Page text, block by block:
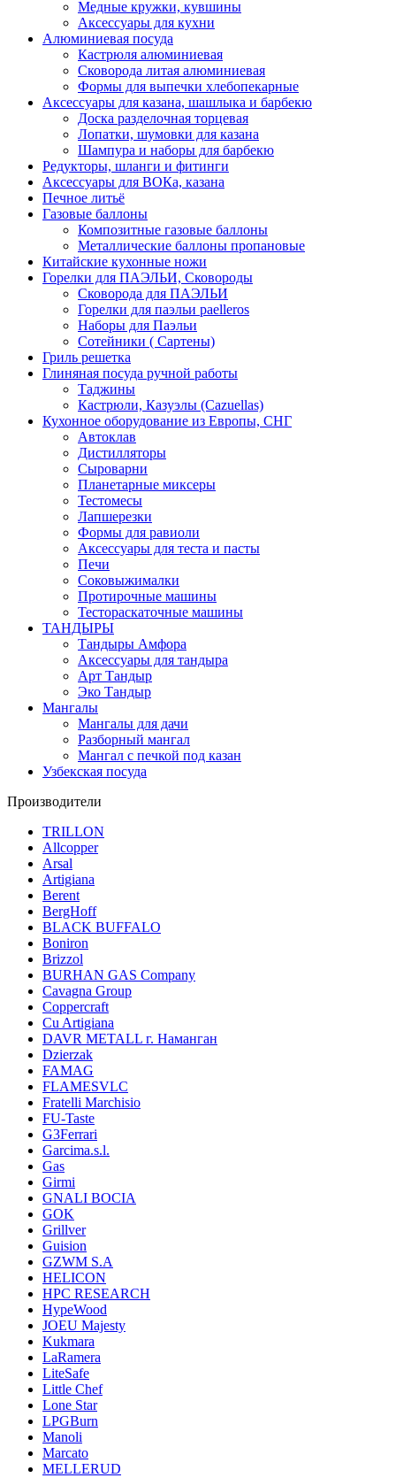
Медные кружки, кувшины
Аксессуары для кухни
Алюминиевая посуда
Кастрюля алюминиевая
Сковорода литая алюминиевая
Формы для выпечки хлебопекарные
Аксессуары для казана, шашлыка и барбекю
Доска разделочная торцевая
Лопатки, шумовки для казана
Шампура и наборы для барбекю
Редукторы, шланги и фитинги
Аксессуары для ВОКа, казана
Печное литьё
Газовые баллоны
Композитные газовые баллоны
Металлические баллоны пропановые
Китайские кухонные ножи
Горелки для ПАЭЛЬИ, Сковороды
Сковорода для ПАЭЛЬИ
Горелки для паэльи paelleros
Наборы для Паэльи
Сотейники ( Сартены)
Гриль решетка
Глиняная посуда ручной работы
Таджины
Кастрюли, Казуэлы (Cazuellas)
Кухонное оборудование из Европы, СНГ
Автоклав
Дистилляторы
Сыроварни
Планетарные миксеры
Тестомесы
Лапшерезки
Формы для равиоли
Аксессуары для теста и пасты
Печи
Соковыжималки
Протирочные машины
Тестораскаточные машины
ТАНДЫРЫ
Тандыры Амфора
Аксессуары для тандыра
Арт Тандыр
Эко Тандыр
Мангалы
Мангалы для дачи
Разборный мангал
Мангал с печкой под казан
Узбекская посуда
Производители
TRILLON
Allcopper
Arsal
Artigiana
Berent
BergHoff
BLACK BUFFALO
Boniron
Brizzol
BURHAN GAS Company
Cavagna Group
Coppercraft
Cu Artigiana
DAVR METALL г. Наманган
Dzierzak
FAMAG
FLAMESVLC
Fratelli Marchisio
FU-Taste
G3Ferrari
Garcima.s.l.
Gas
Girmi
GNALI BOCIA
GOK
Grillver
Guision
GZWM S.A
HELICON
HPC RESEARCH
HypeWood
JOEU Majesty
Kukmara
LaRamera
LiteSafe
Little Chef
Lone Star
LPGBurn
Manoli
Marcato
MELLERUD